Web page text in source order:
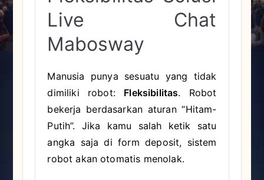
Live Chat
Mabosway
Manusia punya sesuatu yang tidak
dimiliki robot: Fleksibilitas. Robot
bekerja berdasarkan aturan “Hitam-
Putih”. Jika kamu salah ketik satu
angka saja di form deposit, sistem
robot akan otomatis menolak.